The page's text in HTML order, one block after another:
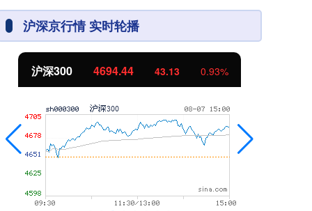
沪深京行情 实时轮播
沪深300 4694.44 43.13 0.93%